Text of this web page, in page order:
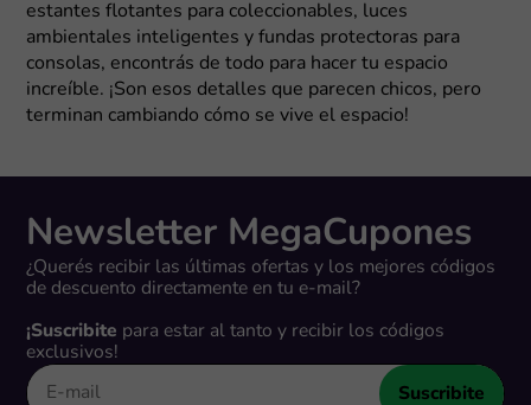
estantes flotantes para coleccionables, luces
ambientales inteligentes y fundas protectoras para
consolas, encontrás de todo para hacer tu espacio
increíble. ¡Son esos detalles que parecen chicos, pero
terminan cambiando cómo se vive el espacio!
Newsletter MegaCupones
¿Querés recibir las últimas ofertas y los mejores códigos
de descuento directamente en tu e-mail?
¡Suscribite para estar al tanto y recibir los códigos
exclusivos!
Suscribite